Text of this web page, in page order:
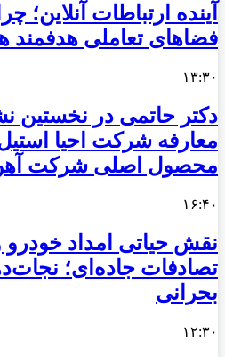
آینده ارتباطات آنلاین؛
فضاهای تعاملی هدفمند
۱۳:۳۰
دکتر حاتمی در نخستین
معارفه شرکت احیا
محصول اصلی شرکت
۱۶:۴۰
نقش حیاتی امداد خودرو
تصادفات جاده‌ای؛
بحرانی
۱۲:۳۰